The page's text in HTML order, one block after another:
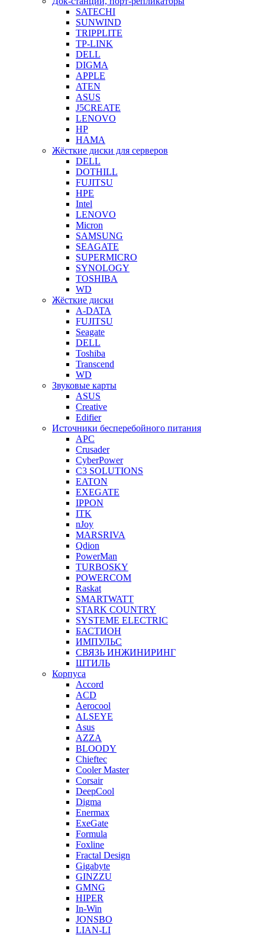
SATECHI
SUNWIND
TRIPPLITE
TP-LINK
DELL
DIGMA
APPLE
ATEN
ASUS
J5CREATE
LENOVO
HP
HAMA
Жёсткие диски для серверов
DELL
DOTHILL
FUJITSU
HPE
Intel
LENOVO
Micron
SAMSUNG
SEAGATE
SUPERMICRO
SYNOLOGY
TOSHIBA
WD
Жёсткие диски
A-DATA
FUJITSU
Seagate
DELL
Toshiba
Transcend
WD
Звуковые карты
ASUS
Creative
Edifier
Источники бесперебойного питания
APC
Crusader
CyberPower
C3 SOLUTIONS
EATON
EXEGATE
IPPON
ITK
nJoy
MARSRIVA
Qdion
PowerMan
TURBOSKY
POWERCOM
Raskat
SMARTWATT
STARK COUNTRY
SYSTEME ELECTRIC
БАСТИОН
ИМПУЛЬС
СВЯЗЬ ИНЖИНИРИНГ
ШТИЛЬ
Корпуса
Accord
ACD
Aerocool
ALSEYE
Asus
AZZA
BLOODY
Chieftec
Cooler Master
Corsair
DeepCool
Digma
Enermax
ExeGate
Formula
Foxline
Fractal Design
Gigabyte
GINZZU
GMNG
HIPER
In-Win
JONSBO
LIAN-LI